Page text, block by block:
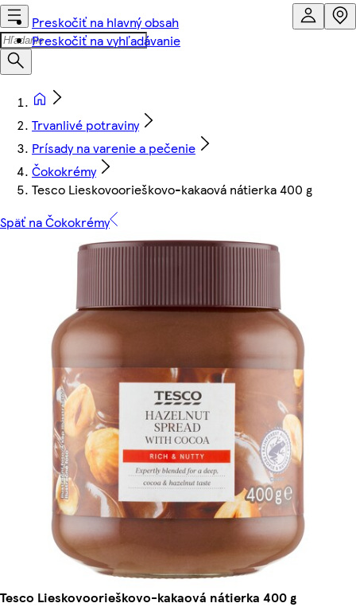
Preskočiť na hlavný obsah
Preskočiť na vyhľadávanie
Trvanlivé potraviny
Prísady na varenie a pečenie
Čokokrémy
Tesco Lieskovoorieškovo-kakaová nátierka 400 g
Späť na Čokokrémy
Tesco Lieskovoorieškovo-kakaová nátierka 400 g